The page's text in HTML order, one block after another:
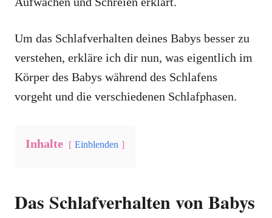
Um das Schlafverhalten deines Babys besser zu
verstehen, erkläre ich dir nun, was eigentlich im
Körper des Babys während des Schlafens
vorgeht und die verschiedenen Schlafphasen.
Inhalte Einblenden
Das Schlafverhalten von Babys